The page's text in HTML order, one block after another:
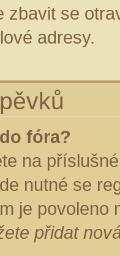
zbavit se
adresy.
fóra?
na
nutné se
je
přidat